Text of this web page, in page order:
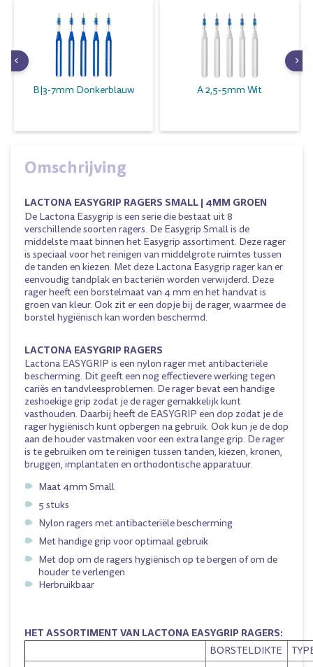
B|3-7mm Donkerblauw A 2,5-5mm Wit
Omschrijving
LACTONA EASYGRIP RAGERS SMALL | 4MM GROEN
De Lactona Easygrip is een serie die bestaat uit 8
verschillende soorten ragers. De Easygrip Small is de
middelste maat binnen het Easygrip assortiment. Deze rager
is speciaal voor het reinigen van middelgrote ruimtes tussen
de tanden en kiezen. Met deze Lactona Easygrip rager kan er
eenvoudig tandplak en bacteriën worden verwijderd. Deze
rager heeft een borstelmaat van 4 mm en het handvat is
groen van kleur. Ook zit er een dopje bij de rager, waarmee de
borstel hygiënisch kan worden beschermd.
LACTONA EASYGRIP RAGERS
Lactona EASYGRIP is een nylon rager met antibacteriële
bescherming. Dit geeft een nog effectievere werking tegen
cariës en tandvleesproblemen. De rager bevat een handige
zeshoekige grip zodat je de rager gemakkelijk kunt
vasthouden. Daarbij heeft de EASYGRIP een dop zodat je de
rager hygiënisch kunt opbergen na gebruik. Ook kun je de dop
aan de houder vastmaken voor een extra lange grip. De rager
is te gebruiken om te reinigen tussen tanden, kiezen, kronen,
bruggen, implantaten en orthodontische apparatuur.
Maat 4mm Small
5 stuks
Nylon ragers met antibacteriële bescherming
Met handige grip voor optimaal gebruik
Met dop om de ragers hygiënisch op te bergen of om de
houder te verlengen
Herbruikbaar
HET ASSORTIMENT VAN LACTONA EASYGRIP RAGERS:
BORSTELDIKTE